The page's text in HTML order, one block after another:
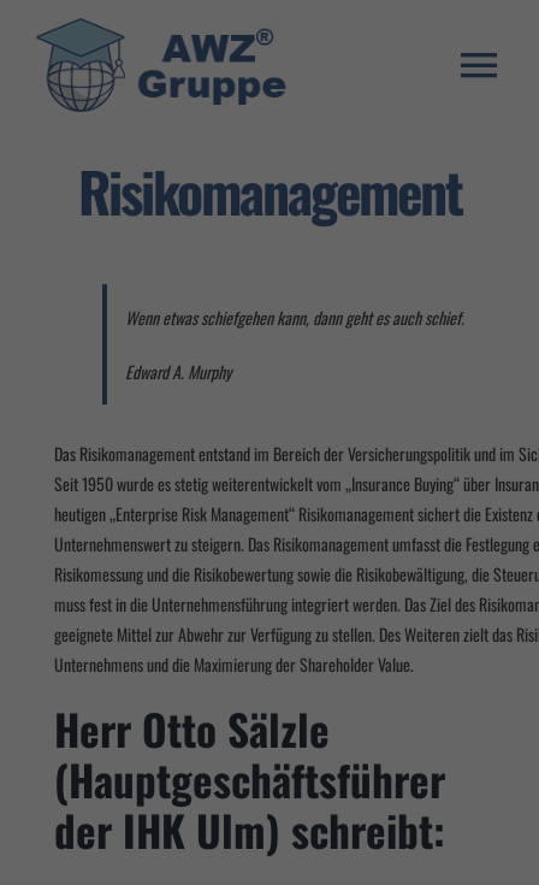
springen
Umschulung
Franchise System
Risikomanagement
Wenn etwas schiefgehen kann, dann geht es auch schief.
Edward A. Murphy
Das Risikomanagement entstand im Bereich der Versicherungspolitik und im
Seit 1950 wurde es stetig weiterentwickelt vom „Insurance Buying“ über
heutigen „Enterprise Risk Management“ Risikomanagement sichert die
Unternehmenswert zu steigern. Das Risikomanagement umfasst die
Risikomessung und die Risikobewertung sowie die Risikobewältigung, die
muss fest in die Unternehmensführung integriert werden. Das Ziel des
geeignete Mittel zur Abwehr zur Verfügung zu stellen. Des Weiteren zielt das
Unternehmens und die Maximierung der Shareholder Value.
Herr Otto Sälzle
(Hauptgeschäftsführer
der IHK Ulm) schreibt: